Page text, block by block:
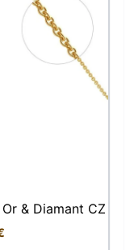
& Diamant CZ